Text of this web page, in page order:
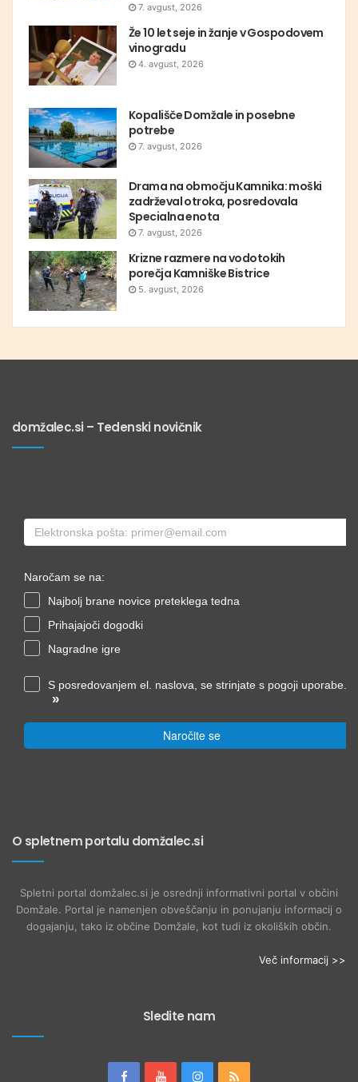
7. avgust, 2026
Že 10 let seje in žanje v Gospodovem
vinogradu
4. avgust, 2026
Kopališče Domžale in posebne
potrebe
7. avgust, 2026
Drama na območju Kamnika: moški
zadrževal otroka, posredovala
Specialna enota
7. avgust, 2026
Krizne razmere na vodotokih
porečja Kamniške Bistrice
5. avgust, 2026
domžalec.si – Tedenski novičnik
Naročam se na:
Najbolj brane novice preteklega tedna
Prihajajoči dogodki
Nagradne igre
S posredovanjem el. naslova, se strinjate s pogoji uporabe.
»
Naročite se
O spletnem portalu domžalec.si
Spletni portal domžalec.si je osrednji informativni portal v občini
Domžale. Portal je namenjen obveščanju in ponujanju informacij o
dogajanju, tako iz občine Domžale, kot tudi iz okoliških občin.
Več informacij >>
Sledite nam